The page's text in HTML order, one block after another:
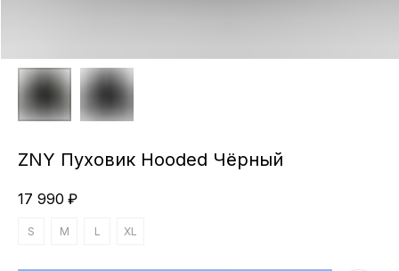
ZNY Пуховик Hooded Чёрный
17 990 ₽
S M L XL